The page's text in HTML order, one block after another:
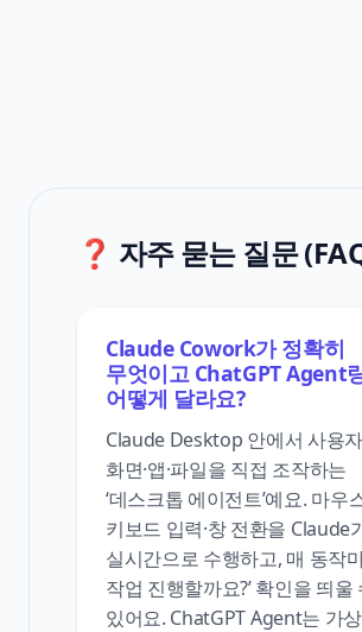
❓ 자주 묻는 질문
Claude Cowork가 정확히
무엇이고 ChatGPT Agent
어떻게 달라요?
Claude Desktop 안에서 사용
화면·앱·파일을 직접 조작하는
‘데스크톱 에이전트’예요. 마우
키보드 입력·창 전환을 Claude
실시간으로 수행하고, 매 동작
작업 진행할까요?’ 확인을 띄울
있어요. ChatGPT Agent는 가상